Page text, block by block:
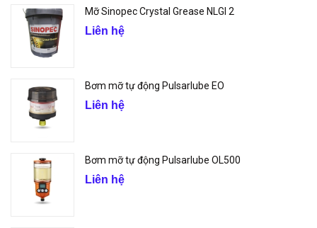
Mỡ Sinopec Crystal Grease NLGI 2
Liên hệ
Bơm mỡ tự động Pulsarlube EO
Liên hệ
Bơm mỡ tự động Pulsarlube OL500
Liên hệ